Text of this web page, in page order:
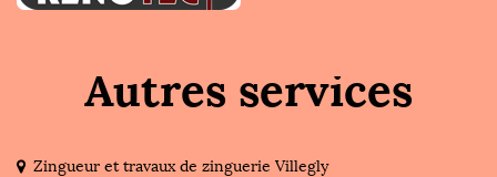
Autres services
Zingueur et travaux de zinguerie Villegly